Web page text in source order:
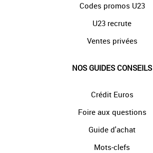
Codes promos U23
U23 recrute
Ventes privées
NOS GUIDES CONSEILS
Crédit Euros
Foire aux questions
Guide d'achat
Mots-clefs